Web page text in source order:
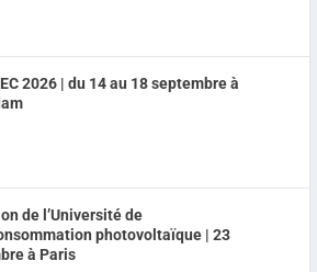
2026 | du 14 au 18 septembre à
de l’Université de
photovoltaïque | 23
à Paris